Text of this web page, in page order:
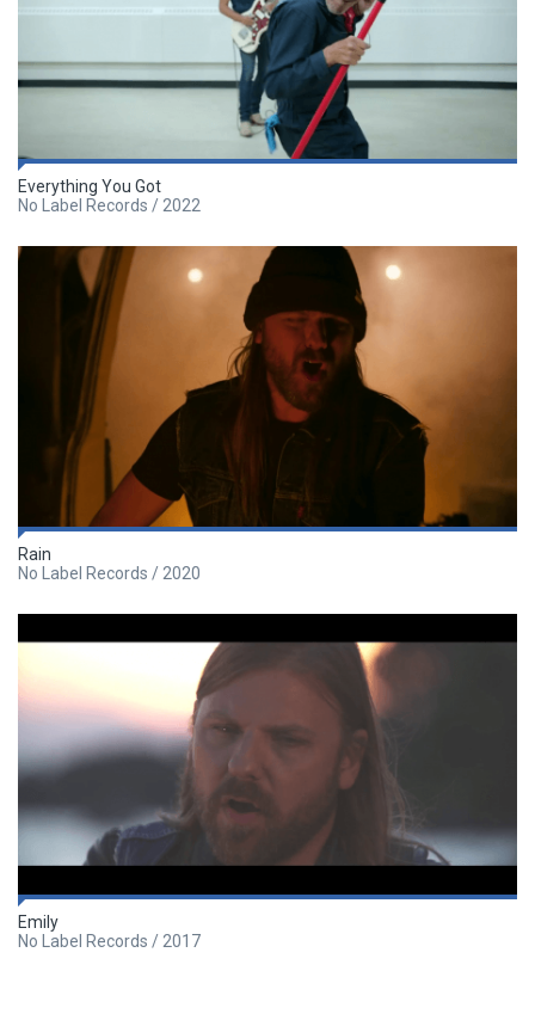
Everything You Got
No Label Records / 2022
Rain
No Label Records / 2020
Emily
No Label Records / 2017